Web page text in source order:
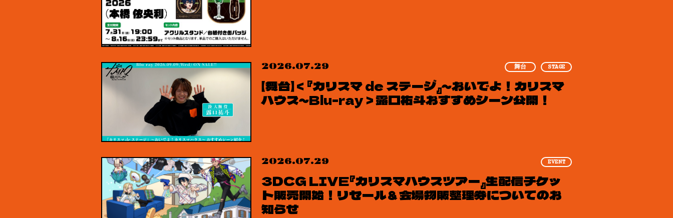
2026.07.29
【舞台】＜『カリスマ de ステージ』～おいでよ！カリスマ
ハウス～Blu-ray＞露口祐斗おすすめシーン公開！
舞台 STAGE
2026.07.29
3DCG LIVE『カリスマハウスツアー』生配信チケッ
ト販売開始！リセール＆会場物販整理券についてのお
知らせ
EVENT